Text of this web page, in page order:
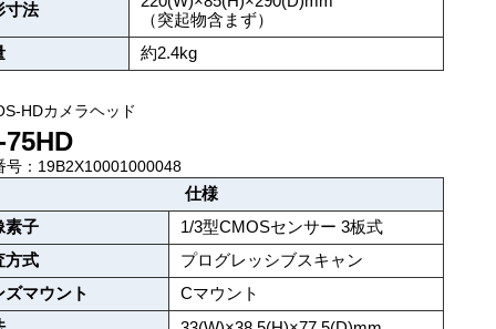
寸法
（突起物含まず）
約2.4kg
HDカメラヘッド
号：19B2X10001000048
仕様
素子
1/3型CMOSセンサー 3板式
方式
プログレッシブスキャン
ズマウント
Cマウント